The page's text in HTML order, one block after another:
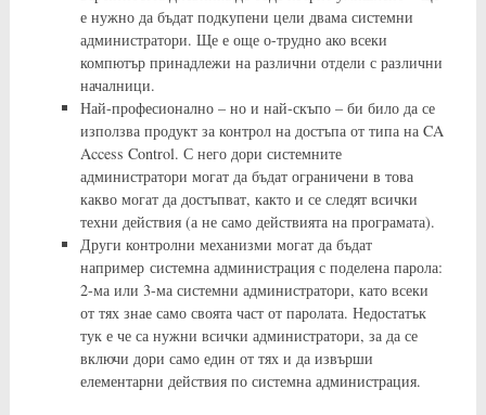
е нужно да бъдат подкупени цели двама системни
администратори. Ще е още о-трудно ако всеки
компютър принадлежи на различни отдели с различни
началници.
Най-професионално – но и най-скъпо – би било да се
използва продукт за контрол на достъпа от типа на CA
Access Control. С него дори системните
администратори могат да бъдат ограничени в това
какво могат да достъпват, както и се следят всички
техни действия (а не само действията на програмата).
Други контролни механизми могат да бъдат
например системна администрация с поделена парола:
2-ма или 3-ма системни администратори, като всеки
от тях знае само своята част от паролата. Недостатък
тук е че са нужни всички администратори, за да се
включи дори само един от тях и да извърши
елементарни действия по системна администрация.